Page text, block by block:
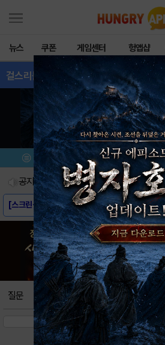
뉴스 쿠폰 게임센터 헝앱샵
걸스리틀리조트 - 질문
메뉴 이벤트/미션
공지사항
[스크린샷] - 걸스 리틀 리조트
[게임소개] - 걸스 리틀 리조트
질문